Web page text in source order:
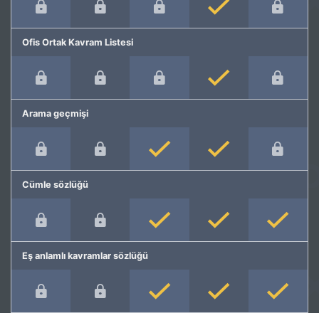
Ofis Ortak Kavram Listesi
Arama geçmişi
Cümle sözlüğü
Eş anlamlı kavramlar sözlüğü